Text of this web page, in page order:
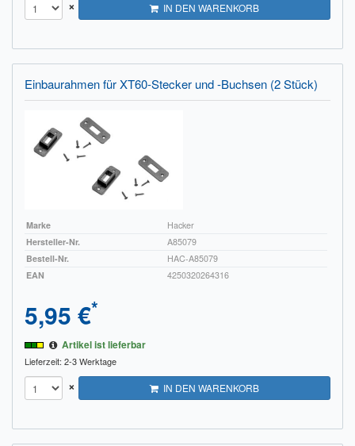
× IN DEN WARENKORB
Einbaurahmen für XT60-Stecker und -Buchsen (2 Stück)
Marke
Hacker
Hersteller-Nr.
A85079
Bestell-Nr.
HAC-A85079
EAN
4250320264316
5,95 €*
Artikel ist lieferbar
Lieferzeit: 2-3 Werktage
× IN DEN WARENKORB